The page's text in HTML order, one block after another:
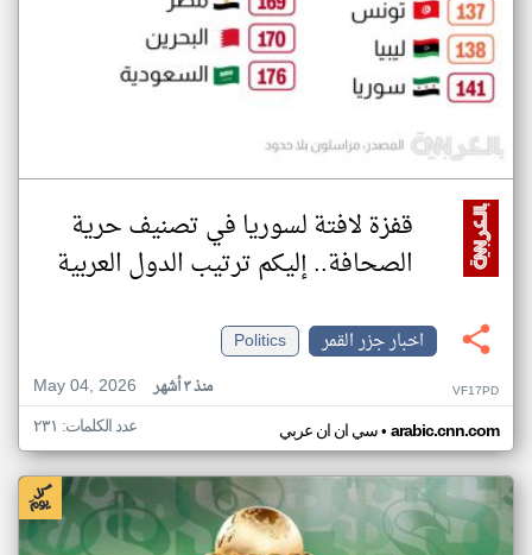
قفزة لافتة لسوريا في تصنيف حرية
الصحافة.. إليكم ترتيب الدول العربية
اخبار جزر القمر
Politics
May 04, 2026
منذ ٣ أشهر VF17PD
سي ان ان عربي• arabic.cnn.com عدد الكلمات: ٢٣١